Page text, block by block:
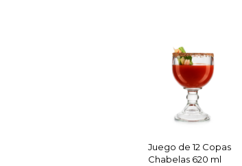
Juego de 12 Copas
Chabelas 620 ml